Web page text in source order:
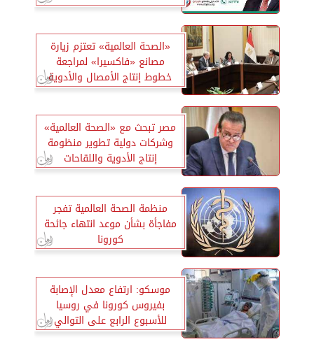
«الصحة العالمية» تعتزم زيارة
مصانع «فاكسيرا» لمراجعة
خطوط إنتاج الأمصال والأدوية
مصر تبحث مع «الصحة العالمية»
وشركات دولية تطوير منظومة
إنتاج الأدوية واللقاحات
منظمة الصحة العالمية تفجر
مفاجأة بشأن موعد انتهاء جائحة
كورونا
موسكو: ارتفاع معدل الإصابة
بفيروس كورونا في روسيا
للأسبوع الرابع على التوالي